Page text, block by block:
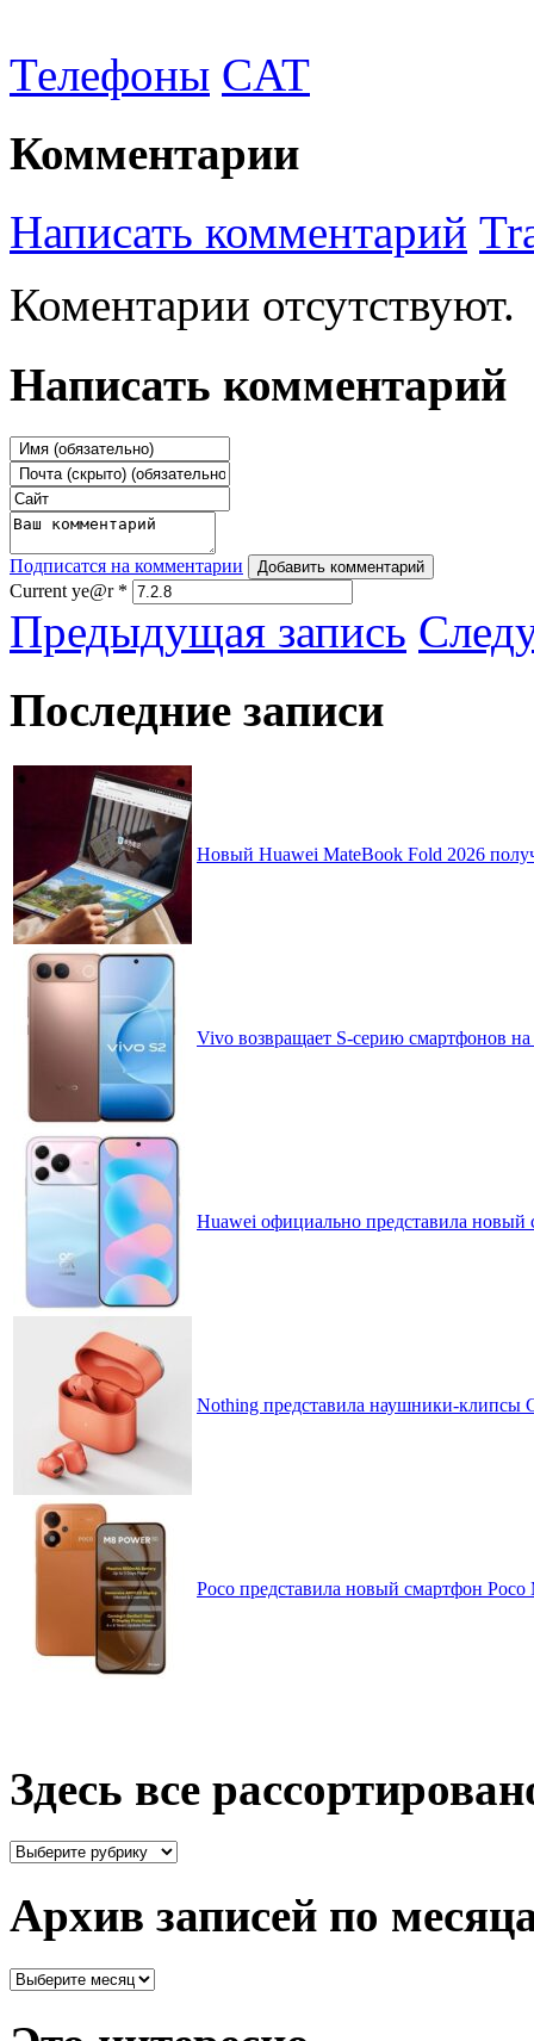
Телефоны CAT
Комментарии
Написать комментарий
Коментарии отсутствуют.
Написать комментарий
Подписатся на комментарии Добавить комментарий
Current ye@r *
Предыдущая запись
Последние записи
Новый Huawei MateBook Fold 2026
Vivo возвращает S-серию смартфонов
Huawei официально представила
Nothing представила наушники-клипсы
Poco представила новый смартфон
Здесь все
Здесь
Архив записей по
Архив